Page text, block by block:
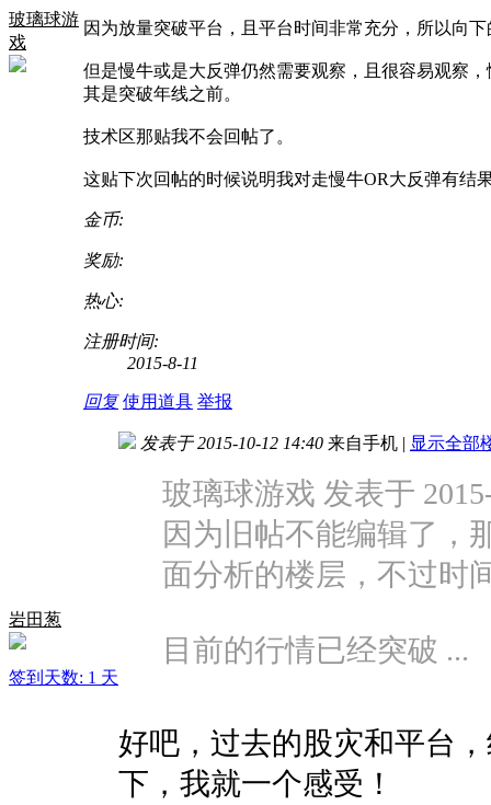
玻璃球游
戏
因为放量突破平台，且平台时间非常充分，所以向
但是慢牛或是大反弹仍然需要观察，且很容易观察
其是突破年线之前。
技术区那贴我不会回帖了。
这贴下次回帖的时候说明我对走慢牛OR大反弹有结
金币:
奖励:
热心:
注册时间:
2015-8-11
回复 使用道具 举报
岩田葱
签到天数: 1 天
发表于 2015-10-12 14:40 来自手机 | 显示全部
玻璃球游戏 发表于
因为旧帖不能编辑了，
面分析的楼层，不过时
目前的行情已经突破 ...
好吧，过去的股灾和平台
下，我就一个感受！